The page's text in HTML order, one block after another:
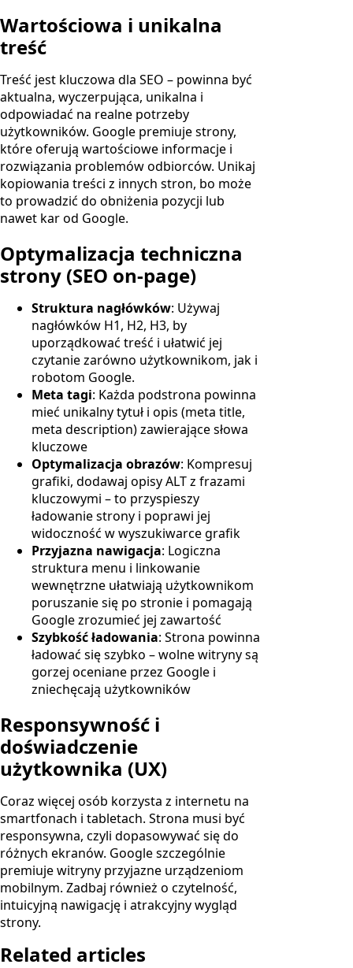
Wartościowa i unikalna
treść
Treść jest kluczowa dla SEO – powinna być
aktualna, wyczerpująca, unikalna i
odpowiadać na realne potrzeby
użytkowników. Google premiuje strony,
które oferują wartościowe informacje i
rozwiązania problemów odbiorców. Unikaj
kopiowania treści z innych stron, bo może
to prowadzić do obniżenia pozycji lub
nawet kar od Google.
Optymalizacja techniczna
strony (SEO on-page)
Struktura nagłówków: Używaj
nagłówków H1, H2, H3, by
uporządkować treść i ułatwić jej
czytanie zarówno użytkownikom, jak i
robotom Google.
Meta tagi: Każda podstrona powinna
mieć unikalny tytuł i opis (meta title,
meta description) zawierające słowa
kluczowe
Optymalizacja obrazów: Kompresuj
grafiki, dodawaj opisy ALT z frazami
kluczowymi – to przyspieszy
ładowanie strony i poprawi jej
widoczność w wyszukiwarce grafik
Przyjazna nawigacja: Logiczna
struktura menu i linkowanie
wewnętrzne ułatwiają użytkownikom
poruszanie się po stronie i pomagają
Google zrozumieć jej zawartość
Szybkość ładowania: Strona powinna
ładować się szybko – wolne witryny są
gorzej oceniane przez Google i
zniechęcają użytkowników
Responsywność i
doświadczenie
użytkownika (UX)
Coraz więcej osób korzysta z internetu na
smartfonach i tabletach. Strona musi być
responsywna, czyli dopasowywać się do
różnych ekranów. Google szczególnie
premiuje witryny przyjazne urządzeniom
mobilnym. Zadbaj również o czytelność,
intuicyjną nawigację i atrakcyjny wygląd
strony.
Related articles